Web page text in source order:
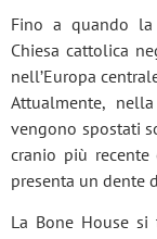
Fino a quando la
Chiesa cattolica
nell’Europa
Attualmente,
vengono spostati
cranio più
presenta un dente
La Bone House